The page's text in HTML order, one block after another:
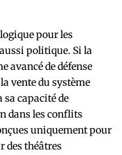
pour les
politique. Si la
avancé de défense
vente du système
sa capacité de
dans les conflits
uniquement pour
des théâtres